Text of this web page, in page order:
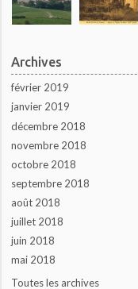
Archives
février 2019
janvier 2019
décembre 2018
novembre 2018
octobre 2018
septembre 2018
août 2018
juillet 2018
juin 2018
mai 2018
Toutes les archives